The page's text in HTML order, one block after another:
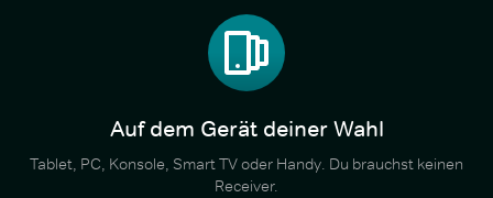
Auf dem Gerät deiner Wahl
Tablet, PC, Konsole, Smart TV oder Handy. Du brauchst keinen
Receiver.